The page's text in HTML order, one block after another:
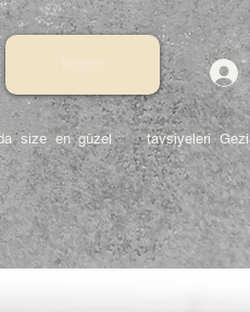
size en güzel tavsiyeleri Gezi